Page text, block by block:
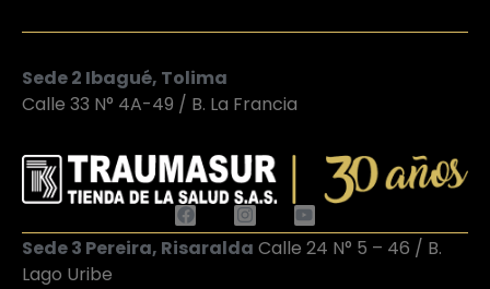
Sede 2 Ibagué, Tolima
Calle 33 N° 4A-49 / B. La Francia
Sede 3 Pereira, Risaralda Calle 24 N° 5 – 46 / B.
Lago Uribe